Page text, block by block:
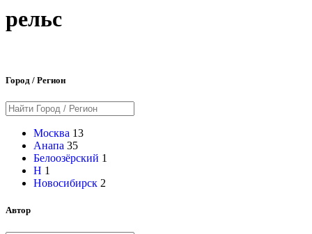
рельс
Город / Регион
Москва 13
Анапа 35
Белоозёрский 1
Н 1
Новосибирск 2
Автор